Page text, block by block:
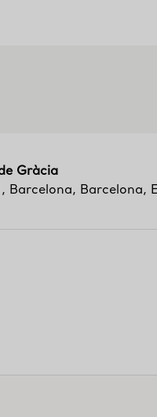
Gràcia
, Barcelona, Barcelona,